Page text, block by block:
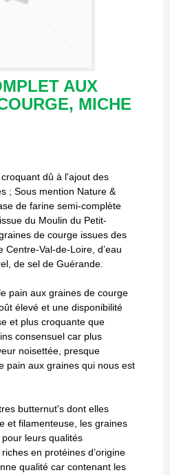
AUX
MICHE
dû à l'ajout des
; Sous mention Nature &
de farine semi-complète
du Moulin du Petit-
de courge issues des
Val-de-Loire, d’eau
de sel de Guérande.
pain aux graines de courge
élevé et une disponibilité
et plus croquante que
consensuel car plus
noisettée, presque
pain aux graines qui nous est
butternut's dont elles
et filamenteuse, les graines
leurs qualités
en protéines d’origine
qualité car contenant les